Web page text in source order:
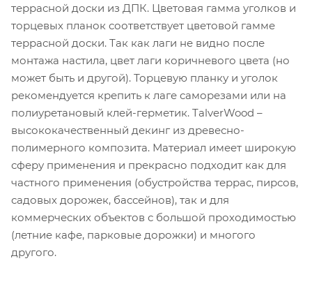
террасной доски из ДПК. Цветовая гамма уголков и
торцевых планок соответствует цветовой гамме
террасной доски. Так как лаги не видно после
монтажа настила, цвет лаги коричневого цвета (но
может быть и другой). Торцевую планку и уголок
рекомендуется крепить к лаге саморезами или на
полиуретановый клей-герметик. TalverWood –
высококачественный декинг из древесно-
полимерного композита. Материал имеет широкую
сферу применения и прекрасно подходит как для
частного применения (обустройства террас, пирсов,
садовых дорожек, бассейнов), так и для
коммерческих объектов с большой проходимостью
(летние кафе, парковые дорожки) и многого
другого.